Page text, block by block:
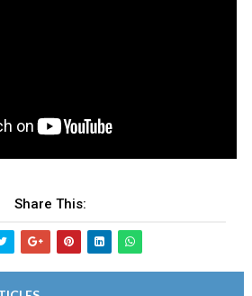
Share This: